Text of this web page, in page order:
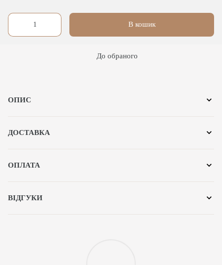
В кошик
До обраного
ОПИС
ДОСТАВКА
ОПЛАТА
ВІДГУКИ